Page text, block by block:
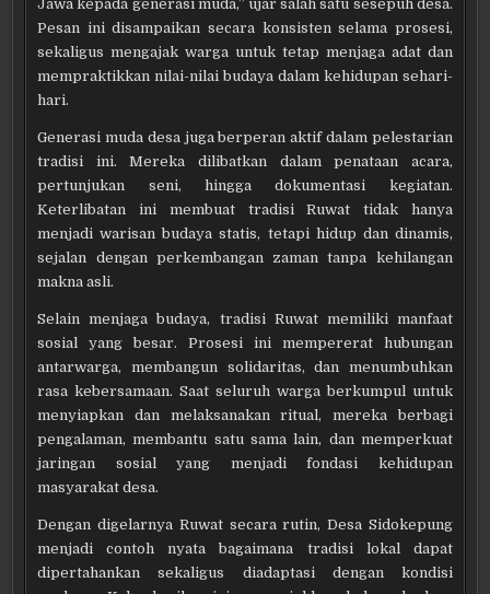
Jawa kepada generasi muda,” ujar salah satu sesepuh desa.
Pesan ini disampaikan secara konsisten selama prosesi,
sekaligus mengajak warga untuk tetap menjaga adat dan
mempraktikkan nilai-nilai budaya dalam kehidupan sehari-
hari.
Generasi muda desa juga berperan aktif dalam pelestarian
tradisi ini. Mereka dilibatkan dalam penataan acara,
pertunjukan seni, hingga dokumentasi kegiatan.
Keterlibatan ini membuat tradisi Ruwat tidak hanya
menjadi warisan budaya statis, tetapi hidup dan dinamis,
sejalan dengan perkembangan zaman tanpa kehilangan
makna asli.
Selain menjaga budaya, tradisi Ruwat memiliki manfaat
sosial yang besar. Prosesi ini mempererat hubungan
antarwarga, membangun solidaritas, dan menumbuhkan
rasa kebersamaan. Saat seluruh warga berkumpul untuk
menyiapkan dan melaksanakan ritual, mereka berbagi
pengalaman, membantu satu sama lain, dan memperkuat
jaringan sosial yang menjadi fondasi kehidupan
masyarakat desa.
Dengan digelarnya Ruwat secara rutin, Desa Sidokepung
menjadi contoh nyata bagaimana tradisi lokal dapat
dipertahankan sekaligus diadaptasi dengan kondisi